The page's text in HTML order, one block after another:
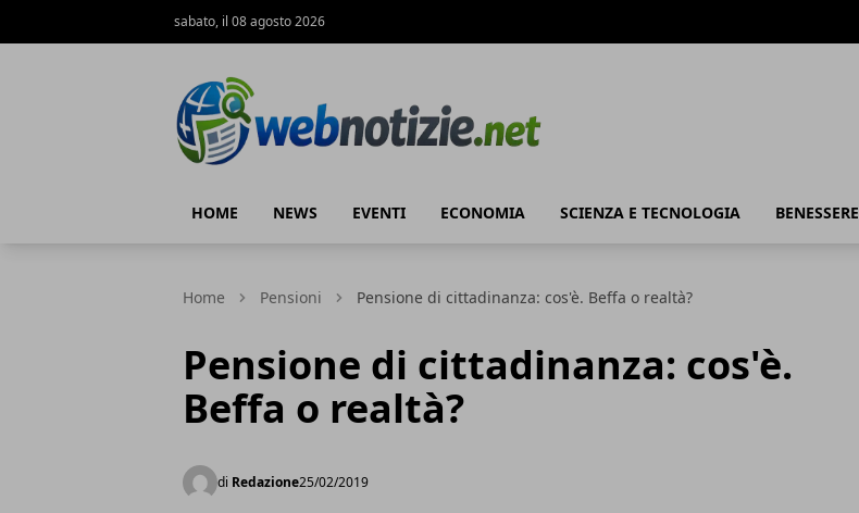
sabato, il 08 agosto 2026
HOME NEWS EVENTI ECONOMIA SCIENZA E TECNOLOGIA BENESSERE
Home Pensioni Pensione di cittadinanza: cos'è. Beffa o realtà?
Pensione di cittadinanza: cos'è.
Beffa o realtà?
di Redazione25/02/2019